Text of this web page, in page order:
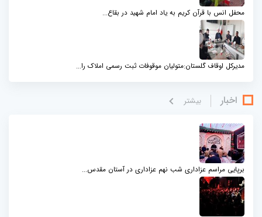
محفل انس با قرآن کریم به یاد امام شهید در بقاع...
مدیرکل اوقاف گلستان:متولیان موقوفات ثبت رسمی املاک را...
اخبار بيشتر
برپایی مراسم عزاداری شب نهم عزاداری در آستان مقدس...